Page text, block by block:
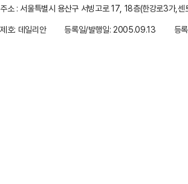
주소 : 서울특별시 용산구 서빙고로 17, 18층(한강로3가,센
제호: 데일리안
등록일/발행일: 2005.09.13 등